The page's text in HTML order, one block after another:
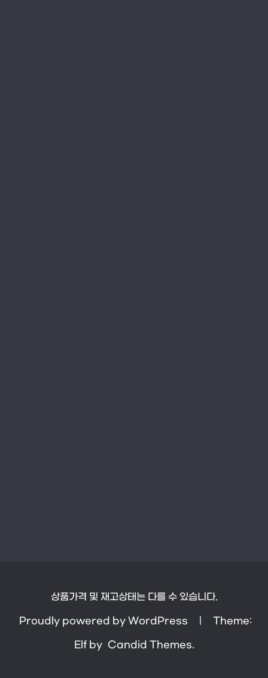
상품가격 및 재고상태는 다를 수 있습니다.
Proudly powered by WordPress Theme:
Elf by Candid Themes.